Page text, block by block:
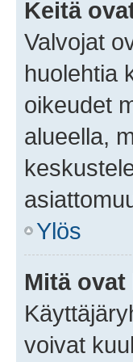
Keitä
Valvojat
huolehtia
oikeudet
alueella,
Ylös
Mitä
voivat